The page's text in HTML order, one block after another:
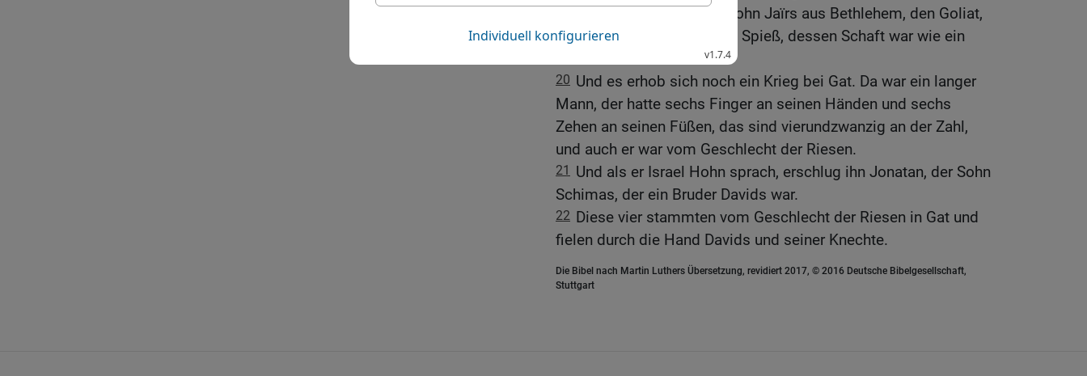
Da erschlug Elhanan, der Sohn Jaïrs aus Bethlehem, den Goliat,
den Gatiter; der hatte einen Spieß, dessen Schaft war wie ein
20 Und es erhob sich noch ein Krieg bei Gat. Da war ein langer
Mann, der hatte sechs Finger an seinen Händen und sechs
Zehen an seinen Füßen, das sind vierundzwanzig an der Zahl,
und auch er war vom Geschlecht der Riesen.
21
Und als er Israel Hohn sprach, erschlug ihn Jonatan, der Sohn
Schimas, der ein Bruder Davids war.
22 Diese vier stammten vom Geschlecht der Riesen in Gat und
fielen durch die Hand Davids und seiner Knechte.
Die Bibel nach Martin Luthers Übersetzung, revidiert 2017, © 2016 Deutsche Bibelgesellschaft,
Stuttgart